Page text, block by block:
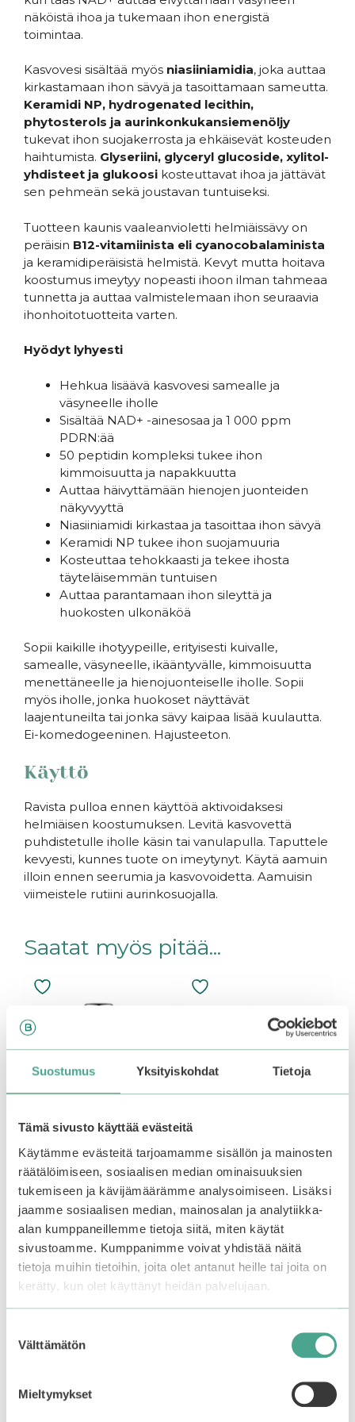
Suostumus Yksityiskohdat Tietoja
Tämä sivusto käyttää evästeitä
Käytämme evästeitä tarjoamamme sisällön ja mainosten
räätälöimiseen, sosiaalisen median ominaisuuksien
tukemiseen ja kävijämäärämme analysoimiseen. Lisäksi
jaamme sosiaalisen median, mainosalan ja analytiikka-
alan kumppaneillemme tietoja siitä, miten käytät
sivustoamme. Kumppanimme voivat yhdistää näitä
tietoja muihin tietoihin, joita olet antanut heille tai joita on
kerätty, kun olet käyttänyt heidän palvelujaan.
valinta
Välttämätön
Mieltymykset
näköistä ihoa ja tukemaan ihon energistä
toimintaa.
Kasvovesi sisältää myös niasiiniamidia, joka auttaa
kirkastamaan ihon sävyä ja tasoittamaan sameutta.
Keramidi NP, hydrogenated lecithin,
phytosterols ja aurinkonkukansiemenöljy
tukevat ihon suojakerrosta ja ehkäisevät kosteuden
haihtumista. Glyseriini, glyceryl glucoside, xylitol-
yhdisteet ja glukoosi kosteuttavat ihoa ja jättävät
sen pehmeän sekä joustavan tuntuiseksi.
Tuotteen kaunis vaaleanvioletti helmiäissävy on
peräisin B12-vitamiinista eli cyanocobalaminista
ja keramidiperäisistä helmistä. Kevyt mutta hoitava
koostumus imeytyy nopeasti ihoon ilman tahmeaa
tunnetta ja auttaa valmistelemaan ihon seuraavia
ihonhoitotuotteita varten.
Hyödyt lyhyesti
Hehkua lisäävä kasvovesi samealle ja
väsyneelle iholle
Sisältää NAD+ -ainesosaa ja 1 000 ppm
PDRN:ää
50 peptidin kompleksi tukee ihon
kimmoisuutta ja napakkuutta
Auttaa häivyttämään hienojen juonteiden
näkyvyyttä
Niasiiniamidi kirkastaa ja tasoittaa ihon sävyä
Keramidi NP tukee ihon suojamuuria
Kosteuttaa tehokkaasti ja tekee ihosta
täyteläisemmän tuntuisen
Auttaa parantamaan ihon sileyttä ja
huokosten ulkonäköä
Sopii kaikille ihotyypeille, erityisesti kuivalle,
samealle, väsyneelle, ikääntyvälle, kimmoisuutta
menettäneelle ja hienojuonteiselle iholle. Sopii
myös iholle, jonka huokoset näyttävät
laajentuneilta tai jonka sävy kaipaa lisää kuulautta.
Ei-komedogeeninen. Hajusteeton.
Käyttö
Ravista pulloa ennen käyttöä aktivoidaksesi
helmiäisen koostumuksen. Levitä kasvovettä
puhdistetulle iholle käsin tai vanulapulla. Taputtele
kevyesti, kunnes tuote on imeytynyt. Käytä aamuin
illoin ennen seerumia ja kasvovoidetta. Aamuisin
viimeistele rutiini aurinkosuojalla.
Saatat myös pitää...
Numbuzin | No.9+
NAD+ Bio Lifting-Sil
Essence
0
:
t
30,90€
Glutathione Serum
Mist
5.00
23,90€
Varasto loppu. Liity
odotuslistalle tästä
saat ilmoituksen, kun
–25%